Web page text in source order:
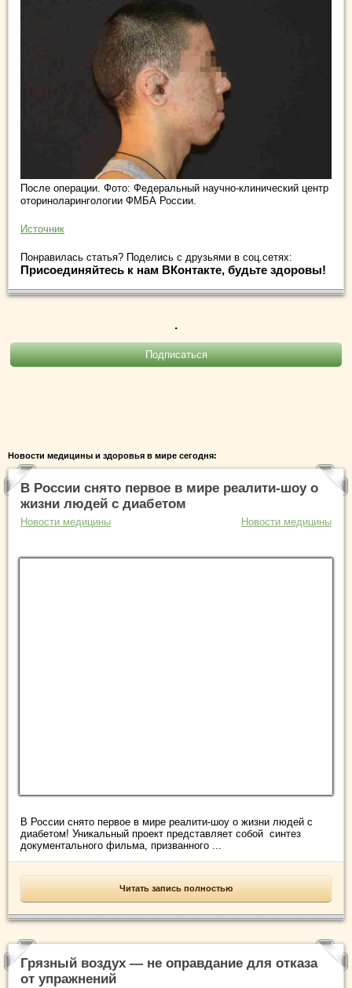
После операции. Фото: Федеральный научно-клинический центр
оториноларингологии ФМБА России.
Источник
Понравилась статья? Поделись с друзьями в соц.сетях:
Присоединяйтесь к нам ВКонтакте, будьте здоровы!
.
Новости медицины и здоровья в мире сегодня:
В России снято первое в мире реалити-шоу о
жизни людей с диабетом
Новости медицины Новости медицины
В России снято первое в мире реалити-шоу о жизни людей с
диабетом! Уникальный проект представляет собой синтез
документального фильма, призванного ...
Читать запись полностью
Грязный воздух — не оправдание для отказа
от упражнений